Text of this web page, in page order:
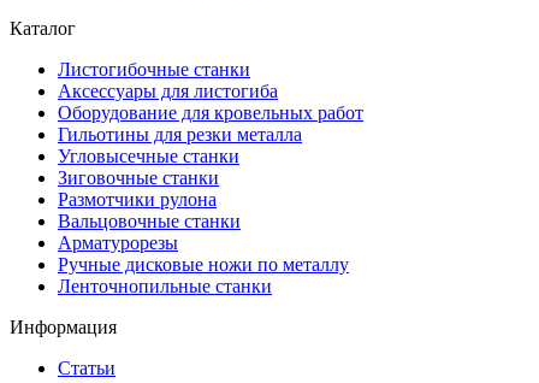
Каталог
Листогибочные станки
Аксессуары для листогиба
Оборудование для кровельных работ
Гильотины для резки металла
Угловысечные станки
Зиговочные станки
Размотчики рулона
Вальцовочные станки
Арматурорезы
Ручные дисковые ножи по металлу
Ленточнопильные станки
Информация
Статьи